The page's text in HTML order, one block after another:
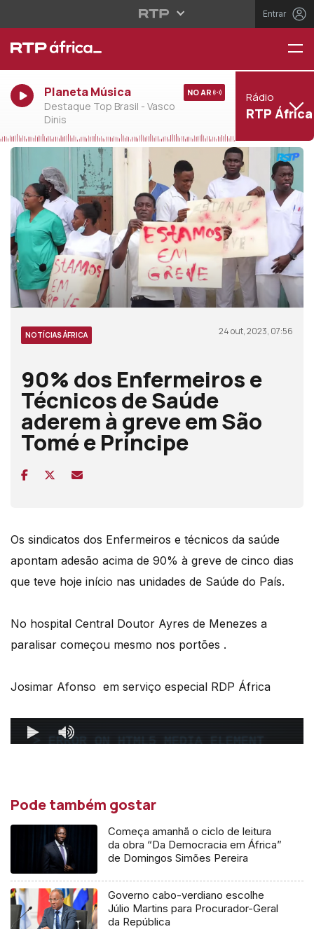
Entrar
Planeta Música
Destaque Top Brasil - Vasco
Dinis
NO AR Rádio
RTP África
NOTÍCIAS ÁFRICA 24 out, 2023, 07:56
90% dos Enfermeiros e
Técnicos de Saúde
aderem à greve em São
Tomé e Príncipe
Os sindicatos dos Enfermeiros e técnicos da saúde
apontam adesão acima de 90% à greve de cinco dias
que teve hoje início nas unidades de Saúde do País.
No hospital Central Doutor Ayres de Menezes a
paralisar começou mesmo nos portões .
Josimar Afonso em serviço especial RDP África
Pode também gostar
Começa amanhã o ciclo de leitura
da obra “Da Democracia em África”
de Domingos Simões Pereira
Governo cabo-verdiano escolhe
Júlio Martins para Procurador-Geral
da República